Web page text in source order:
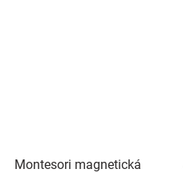
Montesori magnetická